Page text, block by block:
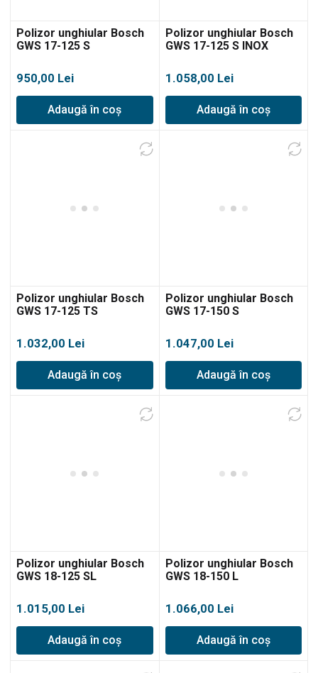
Polizor unghiular Bosch
GWS 17-125 S
950,00 Lei
Adaugă în coș
Polizor unghiular Bosch
GWS 17-125 S INOX
1.058,00 Lei
Adaugă în coș
Polizor unghiular Bosch
GWS 17-125 TS
1.032,00 Lei
Adaugă în coș
Polizor unghiular Bosch
GWS 17-150 S
1.047,00 Lei
Adaugă în coș
Polizor unghiular Bosch
GWS 18-125 SL
1.015,00 Lei
Adaugă în coș
Polizor unghiular Bosch
GWS 18-150 L
1.066,00 Lei
Adaugă în coș